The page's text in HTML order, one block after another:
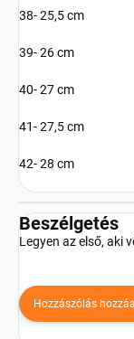
38- 25,5 cm
39- 26 cm
40- 27 cm
41- 27,5 cm
42- 28 cm
Beszélgetés
Legyen az első, aki
Hozzászólás